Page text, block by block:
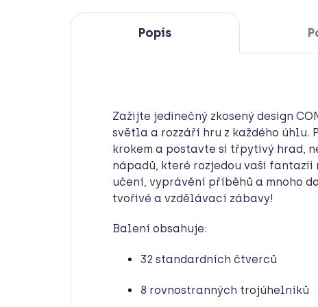
Popis
Zažijte jedinečný zkosený design
světla a rozzáří hru z každého úhlu.
krokem a postavte si třpytivý hrad,
nápadů, které rozjedou vaši fantazii
učení, vyprávění příběhů a mnoho
tvořivé a vzdělávací zábavy!
Balení obsahuje:
32 standardních čtverců
8 rovnostranných trojúhelníků